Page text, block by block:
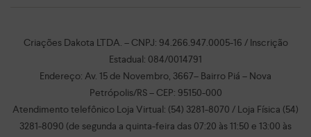
Criações Dakota LTDA. – CNPJ: 94.266.947.0005-16 / Inscrição
Estadual: 084/0014791
Endereço: Av. 15 de Novembro, 3667– Bairro Piá – Nova
Petrópolis/RS – CEP: 95150-000
Atendimento telefônico Loja Virtual: (54) 3281-8070 / Loja Física (54)
3281-8090 (de segunda a quinta-feira das 07:20 às 11:50 e 13:00 às